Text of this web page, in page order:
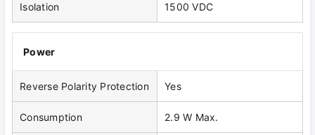
Isolation 1500 VDC
Power
Reverse Polarity Protection Yes
Consumption 2.9 W Max.